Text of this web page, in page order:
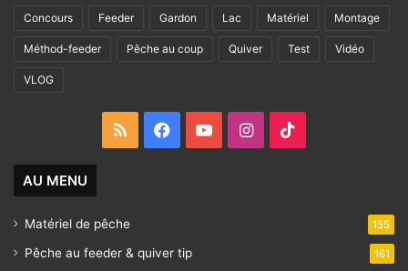
Concours Feeder Gardon Lac Matériel Montage
Méthod-feeder Pêche au coup Quiver Test Vidéo
VLOG
RSS FacebookYouTubeInstagram
AU MENU
Matériel de pêche 155
Pêche au feeder & quiver tip 161